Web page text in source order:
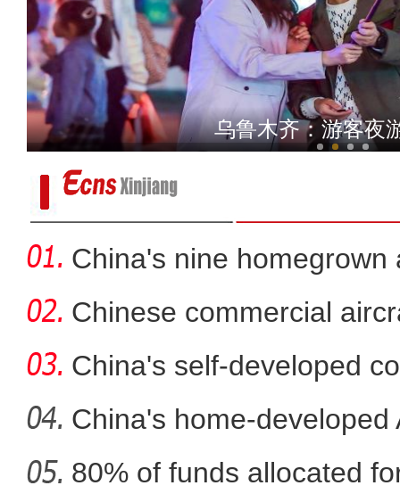
新疆拜城县城区上空
实拍新疆南部沙漠
乌鲁木齐：游客夜
China's nine homegrown
in
Chinese commercial
fli
China's self-developed
co
China's home-
80% of funds allocated